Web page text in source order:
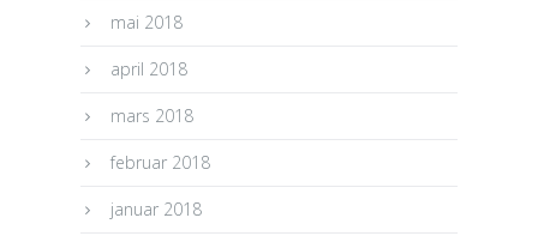
mai 2018
april 2018
mars 2018
februar 2018
januar 2018